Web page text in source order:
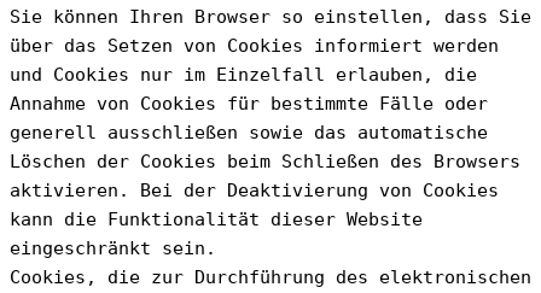
Sie können Ihren Browser so einstellen, dass Sie
über das Setzen von Cookies informiert werden
und Cookies nur im Einzelfall erlauben, die
Annahme von Cookies für bestimmte Fälle oder
generell ausschließen sowie das automatische
Löschen der Cookies beim Schließen des Browsers
aktivieren. Bei der Deaktivierung von Cookies
kann die Funktionalität dieser Website
eingeschränkt sein.
Cookies, die zur Durchführung des elektronischen